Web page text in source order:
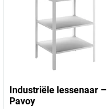
Industriële lessenaar –
Pavoy